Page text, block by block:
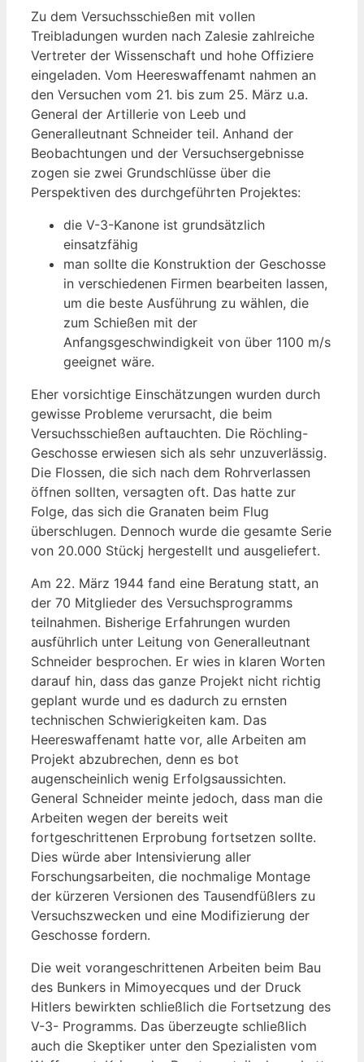
Zu dem Versuchsschießen mit vollen
Treibladungen wurden nach Zalesie zahlreiche
Vertreter der Wissenschaft und hohe Offiziere
eingeladen. Vom Heereswaffenamt nahmen an
den Versuchen vom 21. bis zum 25. März u.a.
General der Artillerie von Leeb und
Generalleutnant Schneider teil. Anhand der
Beobachtungen und der Versuchsergebnisse
zogen sie zwei Grundschlüsse über die
Perspektiven des durchgeführten Projektes:
die V-3-Kanone ist grundsätzlich
einsatzfähig
man sollte die Konstruktion der Geschosse
in verschiedenen Firmen bearbeiten lassen,
um die beste Ausführung zu wählen, die
zum Schießen mit der
Anfangsgeschwindigkeit von über 1100 m/s
geeignet wäre.
Eher vorsichtige Einschätzungen wurden durch
gewisse Probleme verursacht, die beim
Versuchsschießen auftauchten. Die Röchling-
Geschosse erwiesen sich als sehr unzuverlässig.
Die Flossen, die sich nach dem Rohrverlassen
öffnen sollten, versagten oft. Das hatte zur
Folge, das sich die Granaten beim Flug
überschlugen. Dennoch wurde die gesamte Serie
von 20.000 Stückj hergestellt und ausgeliefert.
Am 22. März 1944 fand eine Beratung statt, an
der 70 Mitglieder des Versuchsprogramms
teilnahmen. Bisherige Erfahrungen wurden
ausführlich unter Leitung von Generalleutnant
Schneider besprochen. Er wies in klaren Worten
darauf hin, dass das ganze Projekt nicht richtig
geplant wurde und es dadurch zu ernsten
technischen Schwierigkeiten kam. Das
Heereswaffenamt hatte vor, alle Arbeiten am
Projekt abzubrechen, denn es bot
augenscheinlich wenig Erfolgsaussichten.
General Schneider meinte jedoch, dass man die
Arbeiten wegen der bereits weit
fortgeschrittenen Erprobung fortsetzen sollte.
Dies würde aber Intensivierung aller
Forschungsarbeiten, die nochmalige Montage
der kürzeren Versionen des Tausendfüßlers zu
Versuchszwecken und eine Modifizierung der
Geschosse fordern.
Die weit vorangeschrittenen Arbeiten beim Bau
des Bunkers in Mimoyecques und der Druck
Hitlers bewirkten schließlich die Fortsetzung des
V-3- Programms. Das überzeugte schließlich
auch die Skeptiker unter den Spezialisten vom